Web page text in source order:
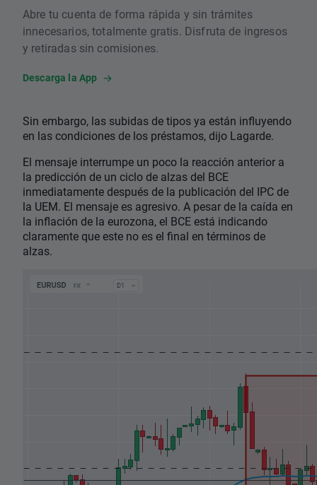
Abre tu cuenta de forma rápida y sin trámites
innecesarios, totalmente gratis. Disfruta de ingresos
y retiradas sin comisiones.
Descarga la App
Sin embargo, las subidas de tipos ya están influyendo
en las condiciones de los préstamos, dijo Lagarde.
El mensaje interrumpe un poco la reacción anterior a
la predicción de un ciclo de alzas del BCE
inmediatamente después de la publicación del IPC de
la UEM. El mensaje es agresivo. A pesar de la caída en
la inflación de la eurozona, el BCE está indicando
claramente que este no es el final en términos de
alzas.